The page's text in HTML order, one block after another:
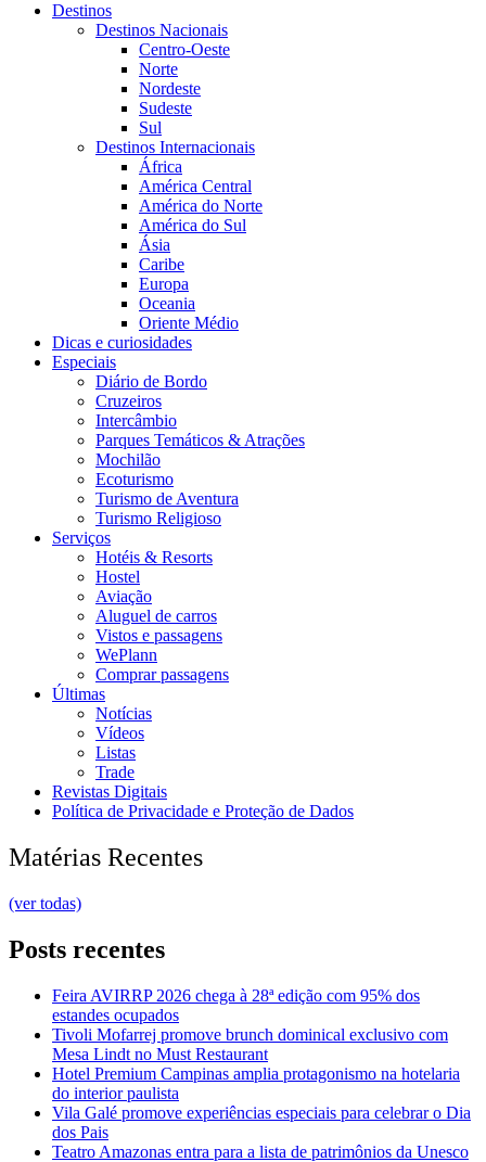
Destinos
Destinos Nacionais
Centro-Oeste
Norte
Nordeste
Sudeste
Sul
Destinos Internacionais
África
América Central
América do Norte
América do Sul
Ásia
Caribe
Europa
Oceania
Oriente Médio
Dicas e curiosidades
Especiais
Diário de Bordo
Cruzeiros
Intercâmbio
Parques Temáticos & Atrações
Mochilão
Ecoturismo
Turismo de Aventura
Turismo Religioso
Serviços
Hotéis & Resorts
Hostel
Aviação
Aluguel de carros
Vistos e passagens
WePlann
Comprar passagens
Últimas
Notícias
Vídeos
Listas
Trade
Revistas Digitais
Política de Privacidade e Proteção de Dados
Matérias Recentes
(ver todas)
Posts recentes
Feira AVIRRP 2026 chega à 28ª edição com 95% dos
estandes ocupados
Tivoli Mofarrej promove brunch dominical exclusivo com
Mesa Lindt no Must Restaurant
Hotel Premium Campinas amplia protagonismo na hotelaria
do interior paulista
Vila Galé promove experiências especiais para celebrar o Dia
dos Pais
Teatro Amazonas entra para a lista de patrimônios da Unesco